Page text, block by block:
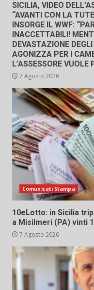
SICILIA, VIDEO
“AVANTI CON LA
INSORGE IL WWF:
INACCETTABILI!
DEVASTAZIONE
AGONIZZA PER I
L’ASSESSORE
7 Agosto 2026
Comunicati Stampa
10eLotto: in Sicilia
a Misilmeri (PA) vinti
7 Agosto 2026